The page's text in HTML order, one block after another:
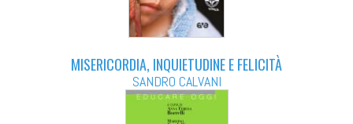
MISERICORDIA, INQUIETUDINE E FELICITÀ
SANDRO CALVANI